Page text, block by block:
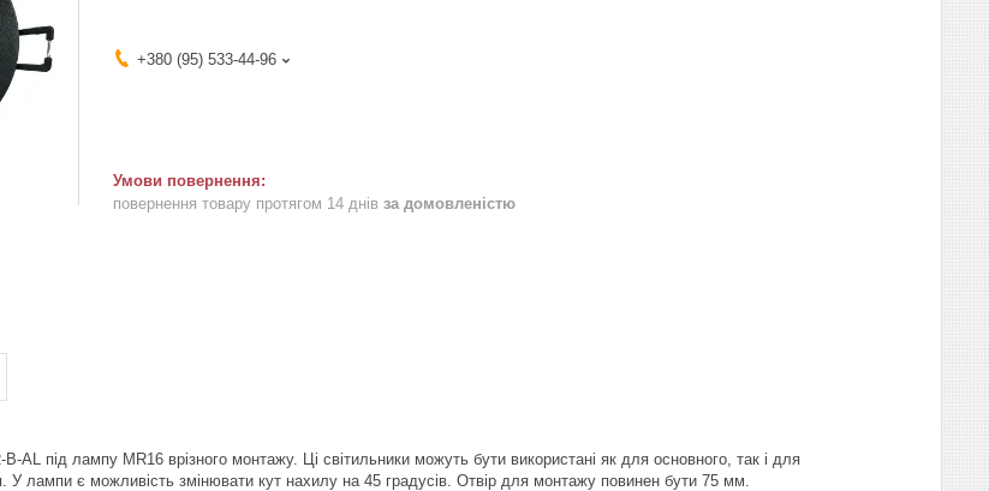
+380 (95) 533-44-96
повернення товару протягом 14 днів за домовленістю
AL під лампу MR16 врізного монтажу. Ці світильники можуть бути використані як для основного, так і для
У лампи є можливість змінювати кут нахилу на 45 градусів. Отвір для монтажу повинен бути 75 мм.